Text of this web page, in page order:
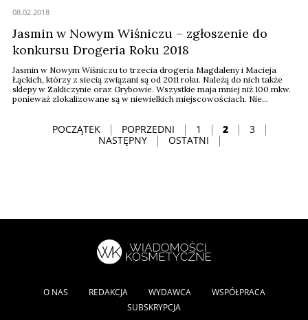
Jasmin w Nowym Wiśniczu – zgłoszenie do
konkursu Drogeria Roku 2018
Jasmin w Nowym Wiśniczu to trzecia drogeria Magdaleny i Macieja
Łąckich, którzy z siecią związani są od 2011 roku. Należą do nich także
sklepy w Zakliczynie oraz Grybowie. Wszystkie maja mniej niż 100 mkw.
ponieważ zlokalizowane są w niewielkich miejscowościach. Nie
08.02.2018
POCZĄTEK POPRZEDNI 1 2
3
NASTĘPNY
OSTATNI
O NAS REDAKCJA WYDAWCA
WSPÓŁPRACA
SUBSKRYPCJA